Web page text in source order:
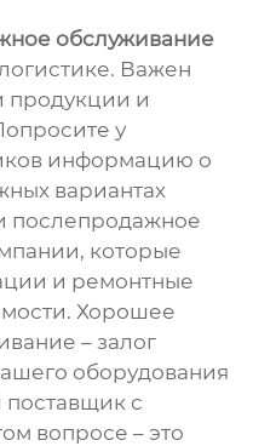
обслуживание
Важен
продукции и
у
информацию о
вариантах
послепродажное
которые
и ремонтные
Хорошее
– залог
оборудования
с
вопросе – это